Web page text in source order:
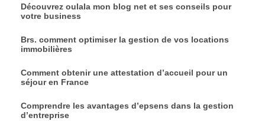
Découvrez oulala mon blog net et ses conseils pour
votre business
Brs. comment optimiser la gestion de vos locations
immobilières
Comment obtenir une attestation d’accueil pour un
séjour en France
Comprendre les avantages d’epsens dans la gestion
d’entreprise